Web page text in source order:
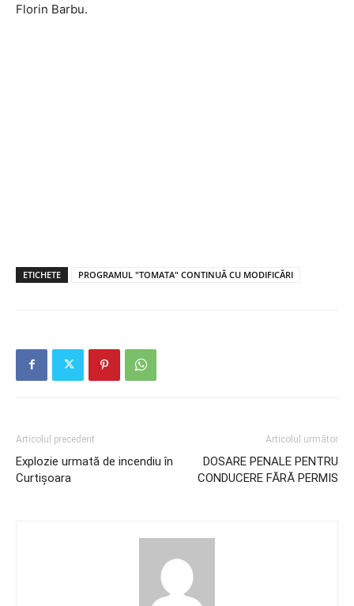
Florin Barbu.
ETICHETE PROGRAMUL "TOMATA" CONTINUĂ CU MODIFICĂRI
Articolul precedent
Explozie urmată de incendiu în
Curtișoara
Articolul următor
DOSARE PENALE PENTRU
CONDUCERE FĂRĂ PERMIS